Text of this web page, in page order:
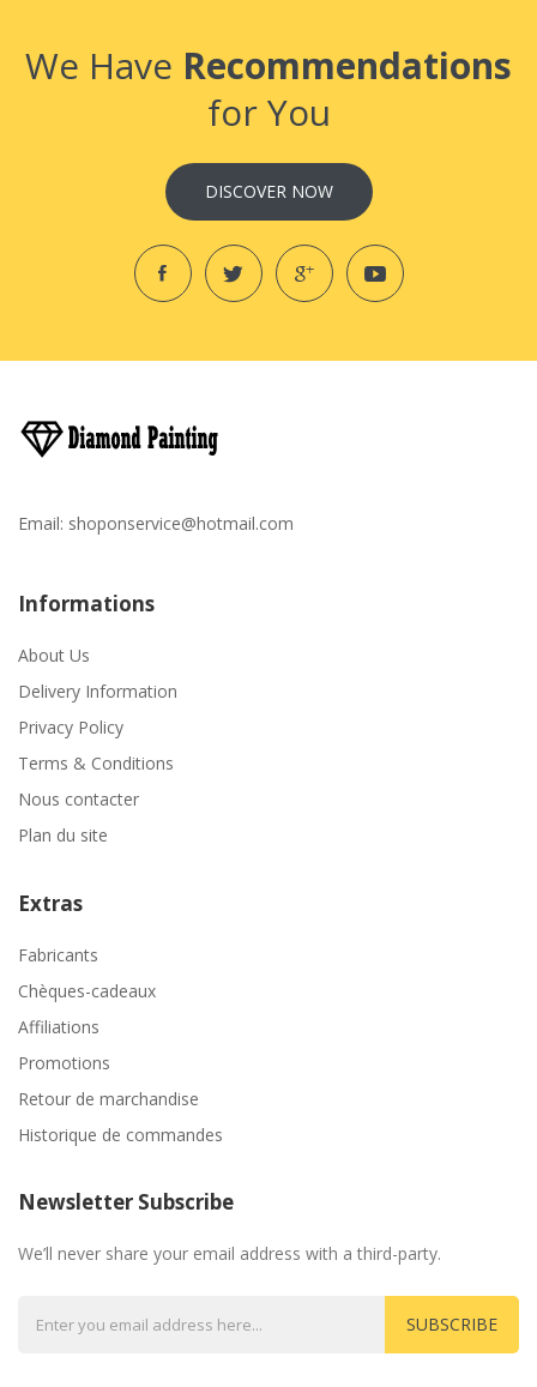
We Have Recommendations
for You
DISCOVER NOW
Email: shoponservice@hotmail.com
Informations
About Us
Delivery Information
Privacy Policy
Terms & Conditions
Nous contacter
Plan du site
Extras
Fabricants
Chèques-cadeaux
Affiliations
Promotions
Retour de marchandise
Historique de commandes
Newsletter Subscribe
We’ll never share your email address with a third-party.
SUBSCRIBE